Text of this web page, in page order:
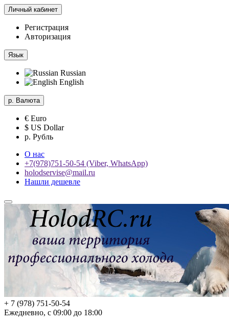
Личный кабинет
Регистрация
Авторизация
Язык
Russian
English
р. Валюта
€ Euro
$ US Dollar
р. Рубль
О нас
+7(978)751-50-54 (Viber, WhatsApp)
holodservise@mail.ru
Нашли дешевле
+ 7 (978) 751-50-54
Ежедневно, с 09:00 до 18:00